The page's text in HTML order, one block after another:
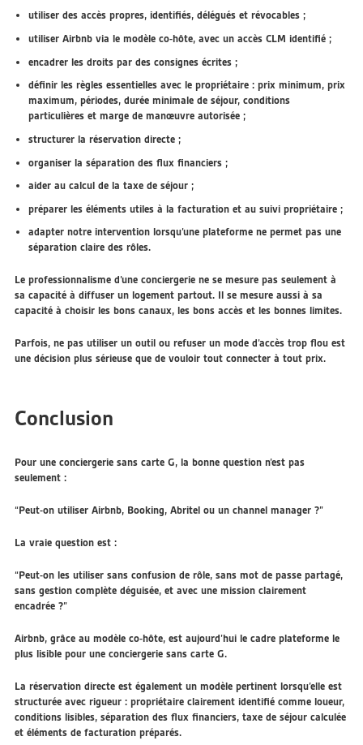
utiliser des accès propres, identifiés, délégués et révocables ;
utiliser Airbnb via le modèle co-hôte, avec un accès CLM identifié ;
encadrer les droits par des consignes écrites ;
définir les règles essentielles avec le propriétaire : prix minimum, prix
maximum, périodes, durée minimale de séjour, conditions
particulières et marge de manœuvre autorisée ;
structurer la réservation directe ;
organiser la séparation des flux financiers ;
aider au calcul de la taxe de séjour ;
préparer les éléments utiles à la facturation et au suivi propriétaire ;
adapter notre intervention lorsqu’une plateforme ne permet pas une
séparation claire des rôles.
Le professionnalisme d’une conciergerie ne se mesure pas seulement à
sa capacité à diffuser un logement partout. Il se mesure aussi à sa
capacité à choisir les bons canaux, les bons accès et les bonnes limites.
Parfois, ne pas utiliser un outil ou refuser un mode d’accès trop flou est
une décision plus sérieuse que de vouloir tout connecter à tout prix.
Conclusion
Pour une conciergerie sans carte G, la bonne question n’est pas
seulement :
“Peut-on utiliser Airbnb, Booking, Abritel ou un channel manager ?”
La vraie question est :
“Peut-on les utiliser sans confusion de rôle, sans mot de passe partagé,
sans gestion complète déguisée, et avec une mission clairement
encadrée ?”
Airbnb, grâce au modèle co-hôte, est aujourd’hui le cadre plateforme le
plus lisible pour une conciergerie sans carte G.
La réservation directe est également un modèle pertinent lorsqu’elle est
structurée avec rigueur : propriétaire clairement identifié comme loueur,
conditions lisibles, séparation des flux financiers, taxe de séjour calculée
et éléments de facturation préparés.